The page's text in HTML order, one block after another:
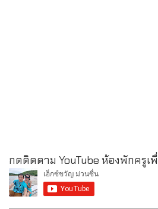
กดติดตาม YouTube ห้องพักครูเ